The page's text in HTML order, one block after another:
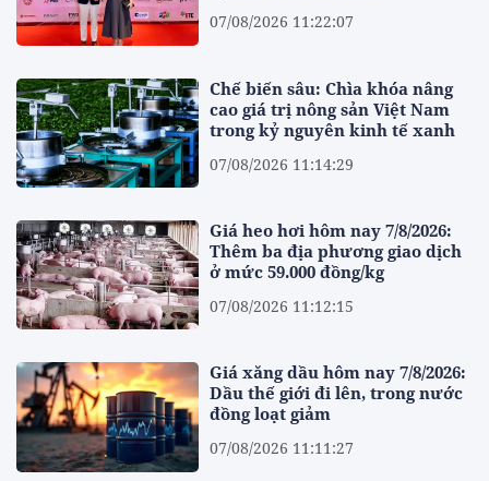
07/08/2026 11:22:07
Chế biến sâu: Chìa khóa nâng
cao giá trị nông sản Việt Nam
trong kỷ nguyên kinh tế xanh
07/08/2026 11:14:29
Giá heo hơi hôm nay 7/8/2026:
Thêm ba địa phương giao dịch
ở mức 59.000 đồng/kg
07/08/2026 11:12:15
Giá xăng dầu hôm nay 7/8/2026:
Dầu thế giới đi lên, trong nước
đồng loạt giảm
07/08/2026 11:11:27